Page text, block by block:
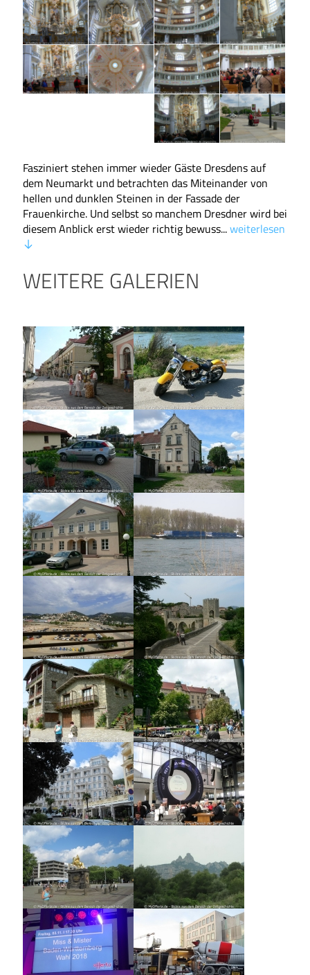
Fasziniert stehen immer wieder Gäste Dresdens auf
dem Neumarkt und betrachten das Miteinander von
hellen und dunklen Steinen in der Fassade der
Frauenkirche. Und selbst so manchem Dresdner wird bei
diesem Anblick erst wieder richtig bewuss...weiterlesen
WEITERE GALERIEN